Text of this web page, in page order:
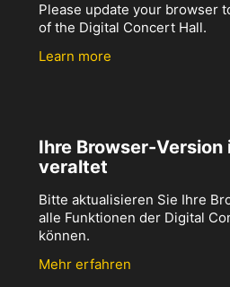
Please update your browser
of the Digital Concert Hall.
Learn more
Ihre Browser-Version
veraltet
Bitte aktualisieren Sie Ihre
alle Funktionen der Digital
können.
Mehr erfahren